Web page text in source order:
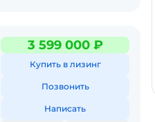
3 599 000 ₽
Купить в лизинг
Позвонить
Написать